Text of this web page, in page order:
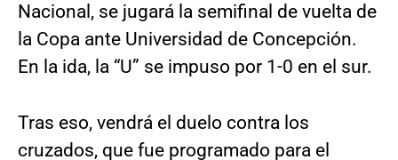
Nacional, se jugará la semifinal de vuelta de
la Copa ante Universidad de Concepción.
En la ida, la “U” se impuso por 1-0 en el sur.
Tras eso, vendrá el duelo contra los
cruzados, que fue programado para el